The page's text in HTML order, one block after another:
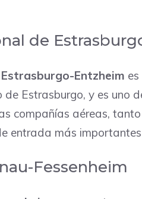
de
Entzheim
de Estrasburgo, y es uno
compañías aéreas,
entrada más
Fessenheim